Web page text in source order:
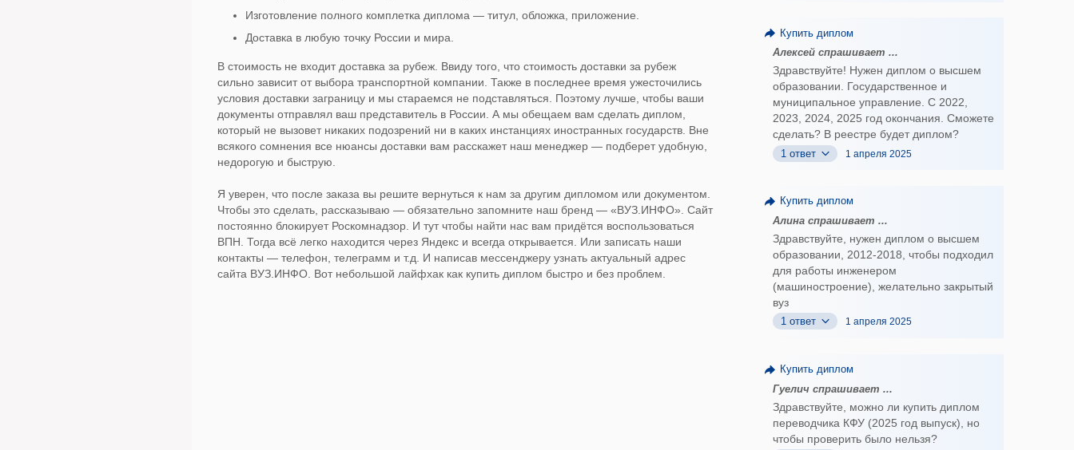
Изготовление полного комплетка диплома — титул, обложка, приложение.
Доставка в любую точку России и мира.
В стоимость не входит доставка за рубеж. Ввиду того, что стоимость доставки за рубеж
сильно зависит от выбора транспортной компании. Также в последнее время ужесточились
условия доставки заграницу и мы стараемся не подставляться. Поэтому лучше, чтобы ваши
документы отправлял ваш представитель в России. А мы обещаем вам сделать диплом,
который не вызовет никаких подозрений ни в каких инстанциях иностранных государств. Вне
всякого сомнения все нюансы доставки вам расскажет наш менеджер — подберет удобную,
недорогую и быструю.
Я уверен, что после заказа вы решите вернуться к нам за другим дипломом или документом.
Чтобы это сделать, рассказываю — обязательно запомните наш бренд — «ВУЗ.ИНФО». Сайт
постоянно блокирует Роскомнадзор. И тут чтобы найти нас вам придётся воспользоваться
ВПН. Тогда всё легко находится через Яндекс и всегда открывается. Или записать наши
контакты — телефон, телеграмм и т.д. И написав мессенджеру узнать актуальный адрес
сайта ВУЗ.ИНФО. Вот небольшой лайфхак как купить диплом быстро и без проблем.
Купить диплом
Алексей спрашивает ...
Здравствуйте! Нужен диплом о высшем
образовании. Государственное и
муниципальное управление. С 2022,
2023, 2024, 2025 год окончания. Сможете
сделать? В реестре будет диплом?
1 ответ 1 апреля 2025
Купить диплом
Алина спрашивает ...
Здравствуйте, нужен диплом о высшем
образовании, 2012-2018, чтобы подходил
для работы инженером
(машиностроение), желательно закрытый
вуз
1 ответ 1 апреля 2025
Купить диплом
Гуелич спрашивает ...
Здравствуйте, можно ли купить диплом
переводчика КФУ (2025 год выпуск), но
чтобы проверить было нельзя?